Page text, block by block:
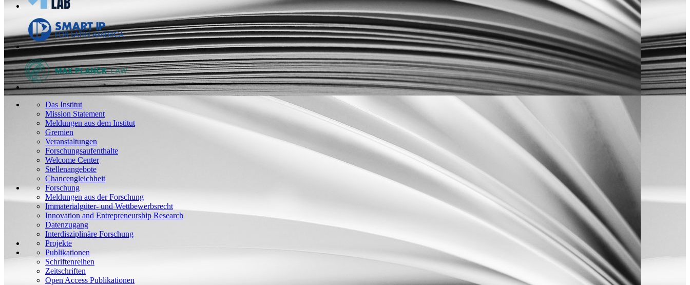
Das Institut
Mission Statement
Meldungen aus dem Institut
Gremien
Veranstaltungen
Forschungsaufenthalte
Welcome Center
Stellenangebote
Chancengleichheit
Forschung
Meldungen aus der Forschung
Immaterialgüter- und Wettbewerbsrecht
Innovation and Entrepreneurship Research
Datenzugang
Interdisziplinäre Forschung
Projekte
Publikationen
Schriftenreihen
Zeitschriften
Open Access Publikationen